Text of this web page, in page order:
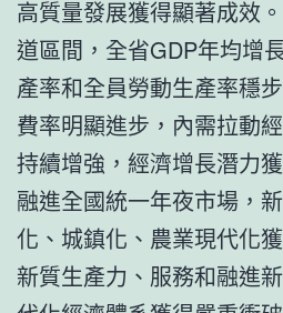
高質量發展獲得顯著成效
道區間，全省GDP年均增
產率和全員勞動生產率穩
費率明顯進步，內需拉動
持續增強，經濟增長潛力
融進全國統一年夜市場，
化、城鎮化、農業現代化
新質生產力、服務和融進